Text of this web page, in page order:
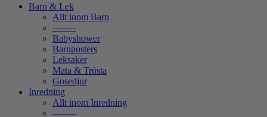
Barn & Lek
Allt inom Barn
——–
Babyshower
Barnposters
Leksaker
Mata & Trösta
Gosedjur
Inredning
Allt inom Inredning
——–